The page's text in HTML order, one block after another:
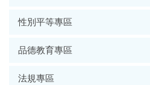
性別平等專區
品德教育專區
法規專區